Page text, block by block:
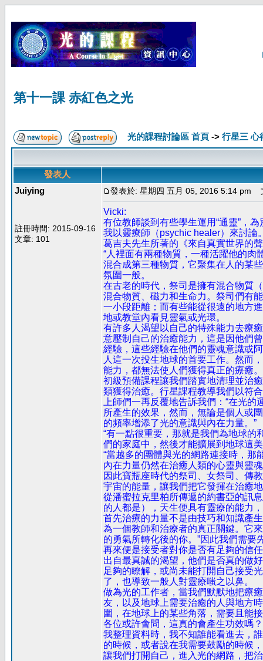
第十一課 赤紅色之光
光的課程討論區 首頁 -> 行星三 心
發表人
Juiying
註冊時間: 2015-09-16
文章: 101
發表於: 星期四 五月 05, 2016 5:14 pm
Vicki:
有位教師談到有些學生運用“通靈”，
我以靈療師（psychic healer）來討論
葛吉夫先生所著的《來自真實世界的
“人裡面有兩種物質，一種活躍他的
混合成第三種物質，它聚集在人的某
氛圍一般。
在古老的時代，祭司是擁有混合物質
混合物質、磁力和生命力。祭司們有
一小段距離；而有些能從很遠的地方
地或教堂內看見靈氣或光環。
有許多人渴望以自己的特殊能力去療
意壓制自己的治癒能力，這是因他們
經驗，這些經驗在他們的靈魂意識或
人這一次投生地球的首要工作。然而
能力，都無法使人們獲得真正的療癒
初級預備課程讓我們踏實地清理並治
類獲得治癒。行星課程教導我們以符
上師們一再反覆地告訴我們：“在光
所產生的效果，然而，無論是個人或
的頻率增添了光的意識與內在力量。”
“有一點很重要，那就是我們為地球
們的家庭中，然後才能擴展到地球這
“當越多的團體與光的網路連接時，
內在力量仍然在治癒人類的心靈與靈魂
因此寶瓶座時代的祭司、女祭司、傳
宇宙的能量，讓我們把它發揮在治癒
從潘蜜拉克里柏所傳遞的約書亞的訊
的人都是），天生便具有靈療的能力
首先治療的力量不是由技巧和知識產
為一個教師和治療者的真正關鍵。它
的勇氣所轉化後的你。”因此我們需
再來便是接受者對你是否有足夠的信
出自最真誠的渴望，他們是否真的做
足夠的瞭解，或尚未能打開自己接受
了，也導致一般人對靈療嗤之以鼻。
做為光的工作者，當我們默默地把療
友，以及地球上需要治癒的人與地方
圍，在地球上的某些角落，需要且能
各位或許會問，這真的會產生功效嗎
我整理資料時，我不知誰能看進去，
的時候，或者說在我需要鼓勵的時候
讓我們打開自己，進入光的網路，把